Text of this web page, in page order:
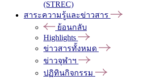
(STREC)
สาระความรู้และข่าวสาร
ย้อนกลับ
Highlights
ข่าวสารทั้งหมด
ข่าวจุฬาฯ
ปฏิทินกิจกรรม